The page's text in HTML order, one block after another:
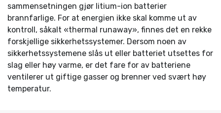
sammensetningen gjør litium-ion batterier
brannfarlige. For at energien ikke skal komme ut av
kontroll, såkalt «thermal runaway», finnes det en rekke
forskjellige sikkerhetssystemer. Dersom noen av
sikkerhetssystemene slås ut eller batteriet utsettes for
slag eller høy varme, er det fare for av batteriene
ventilerer ut giftige gasser og brenner ved svært høy
temperatur.